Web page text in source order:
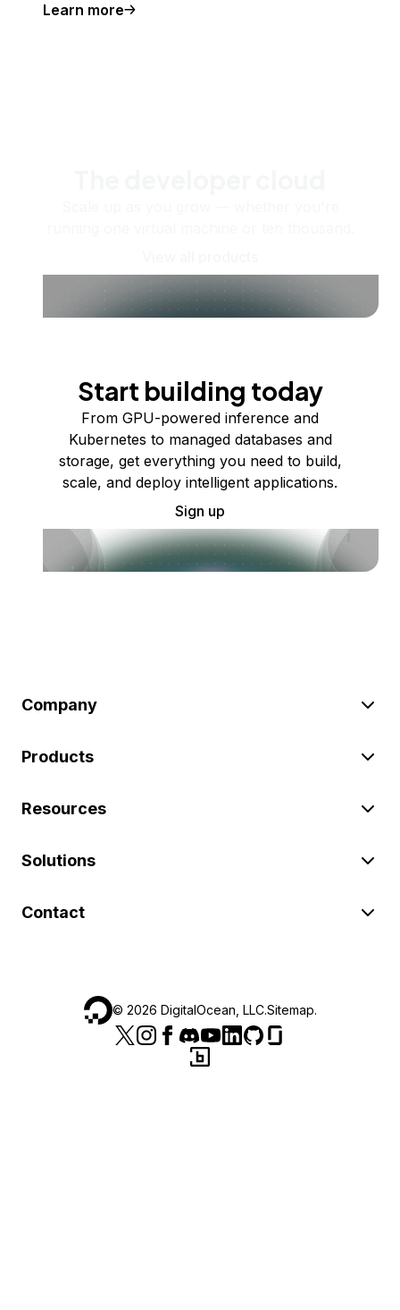
Learn more
Start building today
From GPU-powered inference and
Kubernetes to managed databases and
storage, get everything you need to build,
scale, and deploy intelligent applications.
Sign up
Company
Products
Resources
Solutions
Contact
© 2026 DigitalOcean, LLC.Sitemap.